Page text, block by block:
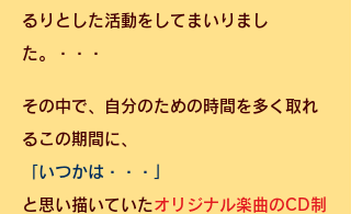
るりとした活動をしてまいりまし
た。・・・
その中で、自分のための時間を多く取れ
るこの期間に、
「いつかは・・・」
と思い描いていたオリジナル楽曲のCD制